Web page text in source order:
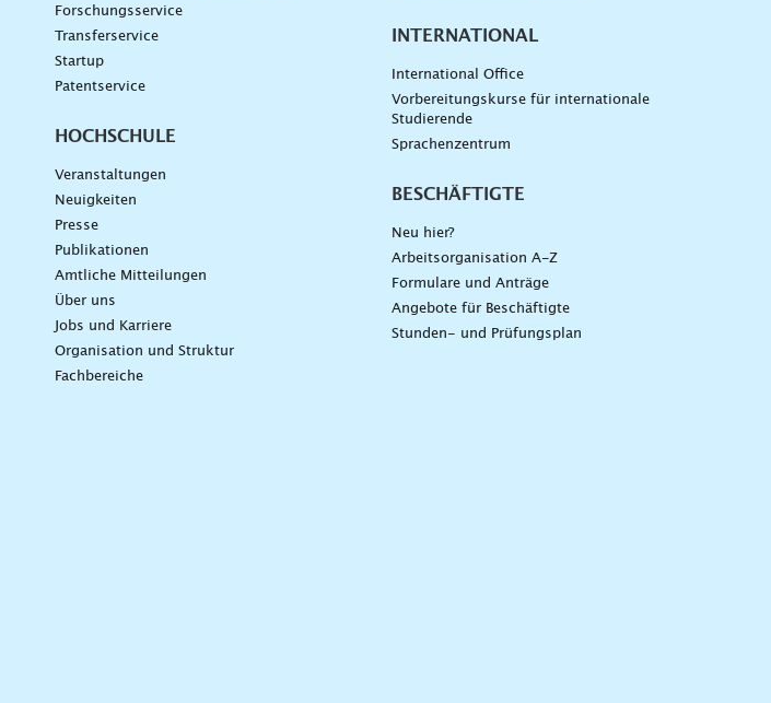
Forschungsservice
Transferservice
Startup
Patentservice
HOCHSCHULE
Veranstaltungen
Neuigkeiten
Presse
Publikationen
Amtliche Mitteilungen
Über uns
Jobs und Karriere
Organisation und Struktur
Fachbereiche
INTERNATIONAL
International Office
Vorbereitungskurse für internationale
Studierende
Sprachenzentrum
BESCHÄFTIGTE
Neu hier?
Arbeitsorganisation A-Z
Formulare und Anträge
Angebote für Beschäftigte
Stunden- und Prüfungsplan